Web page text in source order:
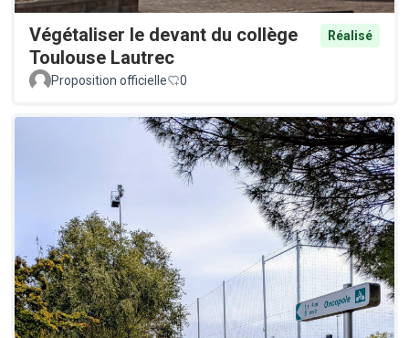
Végétaliser le devant du collège
Toulouse Lautrec
Réalisé
Proposition officielle 0